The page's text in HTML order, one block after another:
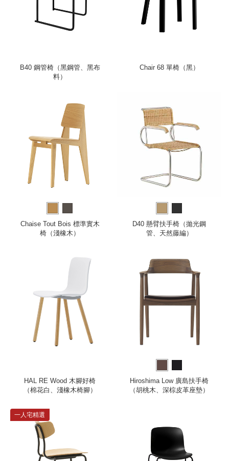
B40 鋼管椅（黑鋼管、黑布
料）
Chair 68 單椅（黑）
Chaise Tout Bois 標準實木
椅（淺橡木）
D40 懸臂扶手椅（拋光鋼
管、天然藤編）
HAL RE Wood 木腳好椅
（棉花白、淺橡木椅腳）
Hiroshima Low 廣島扶手椅
（胡桃木、深棕皮革座墊）
一人宅精選